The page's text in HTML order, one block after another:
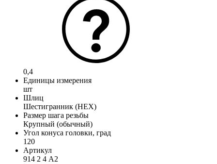
0,4
Единицы измерения
шт
Шлиц
Шестигранник (HEX)
Размер шага резьбы
Крупный (обычный)
Угол конуса головки, град
120
Артикул
914 2 4 А2